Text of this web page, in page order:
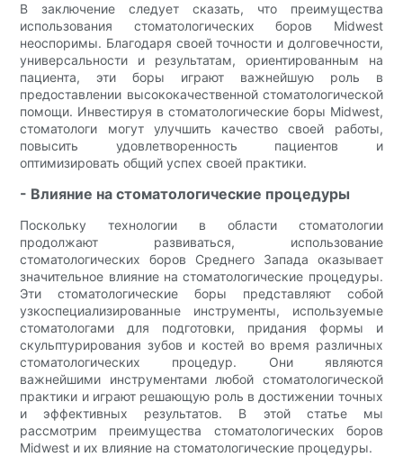
В заключение следует сказать, что преимущества
использования стоматологических боров Midwest
неоспоримы. Благодаря своей точности и долговечности,
универсальности и результатам, ориентированным на
пациента, эти боры играют важнейшую роль в
предоставлении высококачественной стоматологической
помощи. Инвестируя в стоматологические боры Midwest,
стоматологи могут улучшить качество своей работы,
повысить удовлетворенность пациентов и
оптимизировать общий успех своей практики.
- Влияние на стоматологические процедуры
Поскольку технологии в области стоматологии
продолжают развиваться, использование
стоматологических боров Среднего Запада оказывает
значительное влияние на стоматологические процедуры.
Эти стоматологические боры представляют собой
узкоспециализированные инструменты, используемые
стоматологами для подготовки, придания формы и
скульптурирования зубов и костей во время различных
стоматологических процедур. Они являются
важнейшими инструментами любой стоматологической
практики и играют решающую роль в достижении точных
и эффективных результатов. В этой статье мы
рассмотрим преимущества стоматологических боров
Midwest и их влияние на стоматологические процедуры.